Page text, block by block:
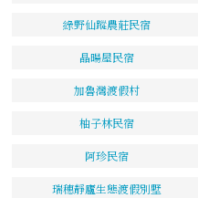
綠野仙蹤農莊民宿
晶暘屋民宿
加魯灣渡假村
柚子林民宿
阿珍民宿
瑞穗靜廬生態渡假別墅